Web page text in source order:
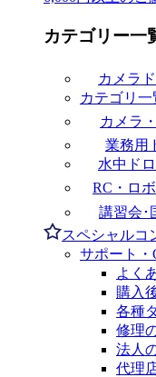
カテゴリー一
カメラ
カテゴリ一
カメラ
業務用
水中ド
RC・ロ
講習会･
スペシャルコ
サポート
よく
購入
各種
修理
法人
代理